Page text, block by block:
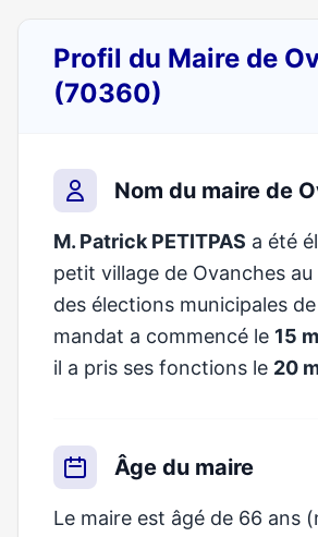
Profil du Maire de
(70360)
Nom du maire de
M. Patrick PETITPAS a été
petit village de Ovanches au
des élections municipales
mandat a commencé le 15
il a pris ses fonctions le 20
Âge du maire
Le maire est âgé de 66 ans